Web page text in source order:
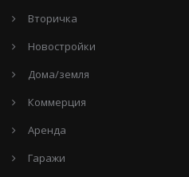
Вторичка
Новостройки
Дома/земля
Коммерция
Аренда
Гаражи